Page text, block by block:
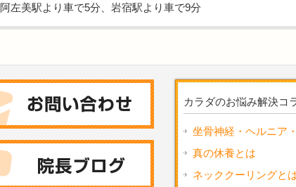
阿左美駅より車で5分、岩宿駅より車で9分
カラダのお悩み解決コ
坐骨神経・ヘルニア
真の休養とは
ネッククーリングと